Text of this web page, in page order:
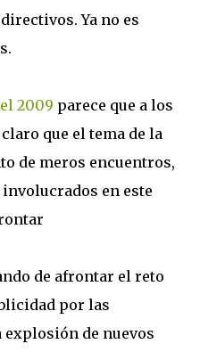
Ya no es
2009 parece que a los
que el tema de la
de meros encuentros,
en este
de afrontar el reto
por las
de nuevos